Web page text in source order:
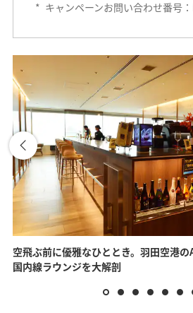
* キャンペーンお問い合わせ番号
空飛ぶ前に優雅なひととき。羽田空港の
国内線ラウンジを大解剖